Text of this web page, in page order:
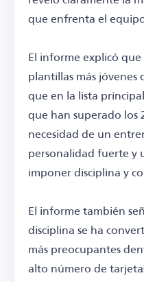
que enfrenta el
El informe explicó
plantillas más jóvenes
que en la lista
que han superado los
necesidad de un
personalidad fuerte y
imponer disciplina y
El informe también
disciplina se ha
más preocupantes
alto número de